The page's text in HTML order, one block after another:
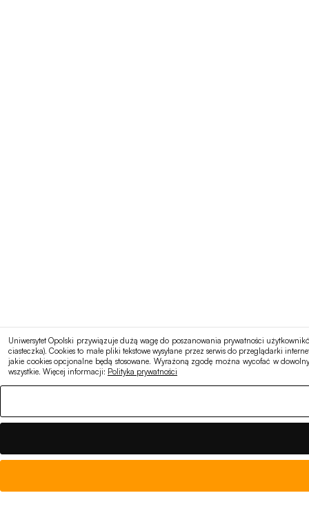
Uniwersytet Opolski przywiązuje dużą wagę do poszanowania prywatności
ciasteczka). Cookies to małe pliki tekstowe wysyłane przez serwis do przeglądarki
jakie cookies opcjonalne będą stosowane. Wyrażoną zgodę można wycofać w
wszystkie. Więcej informacji: Polityka prywatności